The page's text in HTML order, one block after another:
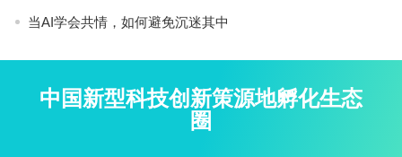
当AI学会共情，如何避免沉迷其中
中国新型科技创新策源地孵化生态
圈